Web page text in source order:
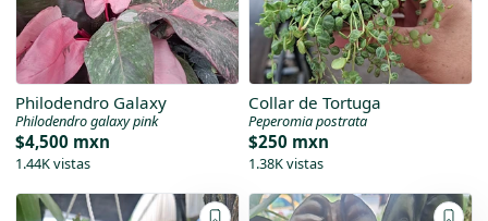
Philodendro Galaxy
Philodendro galaxy pink
$4,500 mxn
1.44K vistas
Collar de Tortuga
Peperomia postrata
$250 mxn
1.38K vistas